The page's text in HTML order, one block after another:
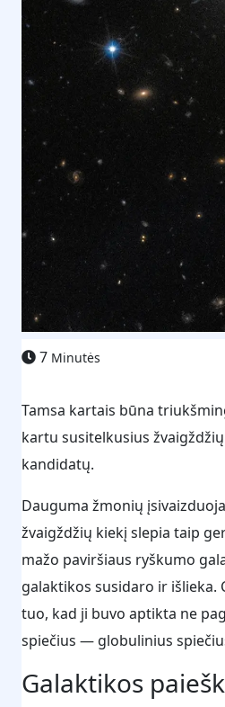
7 Minutės
Tamsa kartais būna
kartu susitelkusius
kandidatų.
Dauguma žmonių
žvaigždžių kiekį slepia taip
mažo paviršiaus ryškumo
galaktikos susidaro ir išlieka.
tuo, kad ji buvo aptikta ne
spiečius — globulinius
Galaktikos